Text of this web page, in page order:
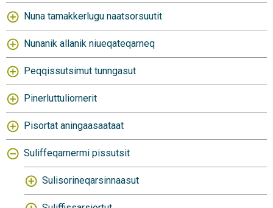
Nuna tamakkerlugu naatsorsuutit
Nunanik allanik niueqateqarneq
Peqqissutsimut tunngasut
Pinerluttuliornerit
Pisortat aningaasaataat
Suliffeqarnermi pissutsit
Sulisorineqarsinnaasut